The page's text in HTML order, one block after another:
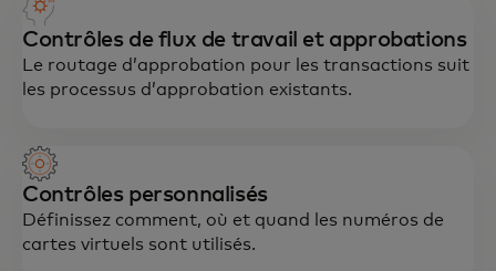
Contrôles de flux de travail et approbations
Le routage d’approbation pour les transactions suit
les processus d’approbation existants.
Contrôles personnalisés
Définissez comment, où et quand les numéros de
cartes virtuels sont utilisés.